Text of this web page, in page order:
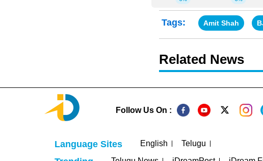
Tags: Amit Shah
Related News
Follow Us On :
Language Sites English Telugu